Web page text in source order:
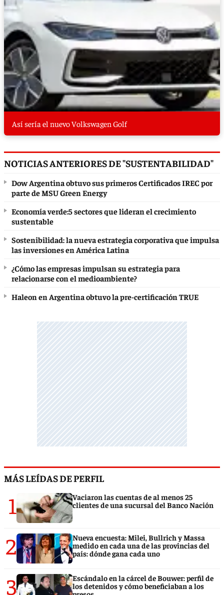
Así sería el nuevo Volkswagen Golf
NOTICIAS ANTERIORES DE "SUSTENTABILIDAD"
Dow Argentina obtuvo sus primeros Certificados IREC por
parte de MSU Green Energy
Economía verde:5 sectores que lideran el crecimiento
sustentable
Sostenibilidad: la nueva estrategia corporativa que impulsa
las inversiones en América Latina
¿Cómo las empresas impulsan su estrategia para
relacionarse con el medioambiente?
Haleon en Argentina obtuvo la pre-certificación TRUE
MÁS LEÍDAS DE PERFIL
1
Vaciaron las cuentas de al menos 25
clientes de una sucursal del Banco Nación
2
Nueva encuesta: Milei, Bullrich y Massa
medido en cada una de las provincias del
país: dónde gana cada uno
3
Escándalo en la cárcel de Bouwer: perfil de
los detenidos y cómo beneficiaban a los